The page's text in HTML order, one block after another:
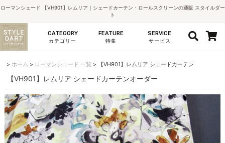
ローマンシェード 【VH901】レムリア｜シェードカーテン・ロールスクリーンの通販 スタイルダー
ト
CATEGORY
カテゴリー
FEATURE
特集
SERVICE
サービス
ホーム ローマンシェード 一覧 【VH901】レムリア シェードカーテン
【VH901】レムリア シェードカーテンオーダー